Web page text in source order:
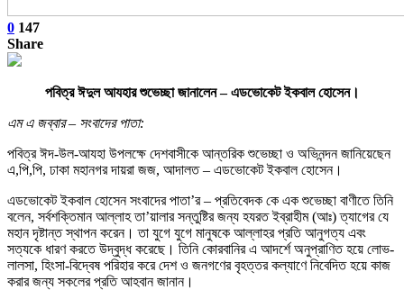
0 147
Share
পবিত্র ঈদুল আযহার শুভেচ্ছা জানালেন – এডভোকেট ইকবাল হোসেন।
এম এ জব্বার – সংবাদের পাতা:
পবিত্র ঈদ-উল-আযহা উপলক্ষে দেশবাসীকে আন্তরিক শুভেচ্ছা ও অভিনন্দন জানিয়েছেন
এ,পি,পি, ঢাকা মহানগর দায়রা জজ, আদালত – এডভোকেট ইকবাল হোসেন।
এডভোকেট ইকবাল হোসেন সংবাদের পাতা’র – প্রতিবেদক কে এক শুভেচ্ছা বাণীতে তিনি
বলেন, সর্বশক্তিমান আল্লাহ তা’য়ালার সন্তুষ্টির জন্য হযরত ইব্রাহীম (আঃ) ত্যাগের যে
মহান দৃষ্টান্ত স্থাপন করেন। তা যুগে যুগে মানুষকে আল্লাহর প্রতি আনুগত্য এবং
সত্যকে ধারণ করতে উদ্বুদ্ধ করেছে। তিনি কোরবানির এ আদর্শে অনুপ্রাণিত হয়ে লোভ-
লালসা, হিংসা-বিদ্বেষ পরিহার করে দেশ ও জনগণের বৃহত্তর কল্যাণে নিবেদিত হয়ে কাজ
করার জন্য সকলের প্রতি আহবান জানান।